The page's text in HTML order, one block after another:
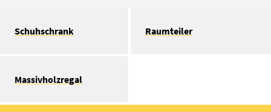
Schuhschrank Raumteiler
Massivholzregal